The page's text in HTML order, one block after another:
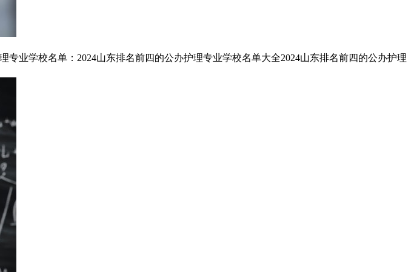
业学校名单：2024山东排名前四的公办护理专业学校名单大全2024山东排名前四的公办护理